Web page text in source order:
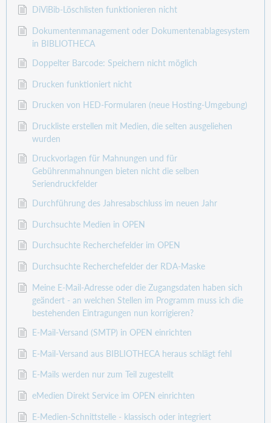
DiViBib-Löschlisten funktionieren nicht
Dokumentenmanagement oder Dokumentenablagesystem
in BIBLIOTHECA
Doppelter Barcode: Speichern nicht möglich
Drucken funktioniert nicht
Drucken von HED-Formularen (neue Hosting-Umgebung)
Druckliste erstellen mit Medien, die selten ausgeliehen
wurden
Druckvorlagen für Mahnungen und für
Gebührenmahnungen bieten nicht die selben
Seriendruckfelder
Durchführung des Jahresabschluss im neuen Jahr
Durchsuchte Medien in OPEN
Durchsuchte Recherchefelder im OPEN
Durchsuchte Recherchefelder der RDA-Maske
Meine E-Mail-Adresse oder die Zugangsdaten haben sich
geändert - an welchen Stellen im Programm muss ich die
bestehenden Eintragungen nun korrigieren?
E-Mail-Versand (SMTP) in OPEN einrichten
E-Mail-Versand aus BIBLIOTHECA heraus schlägt fehl
E-Mails werden nur zum Teil zugestellt
eMedien Direkt Service im OPEN einrichten
E-Medien-Schnittstelle - klassisch oder integriert